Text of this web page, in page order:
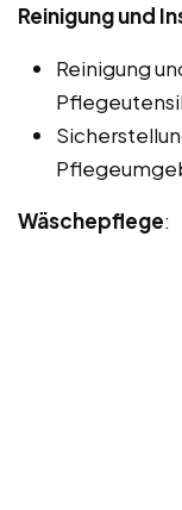
Reinigung und
Reinigung
Wäschepflege: